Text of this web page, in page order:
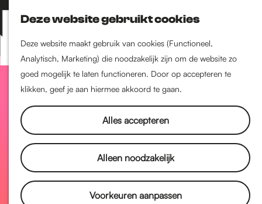
Deze website gebruikt cookies
Deze website maakt gebruik van cookies (Functioneel,
Analytisch, Marketing) die noodzakelijk zijn om de website zo
goed mogelijk te laten functioneren. Door op accepteren te
klikken, geef je aan hiermee akkoord te gaan.
Alles accepteren
Alleen noodzakelijk
Voorkeuren aanpassen
Z
o
e
k
e
K
a
a
r
t
M
e
n
Nijmegen-Nieuw-West
Nijmegen-Oud-West
Dukenburg
Lindenholt
Historie
De oudste stad van
Nederland
Historische tijdlijn
Romeinse Limes
Vrede van Nijmegen Penning